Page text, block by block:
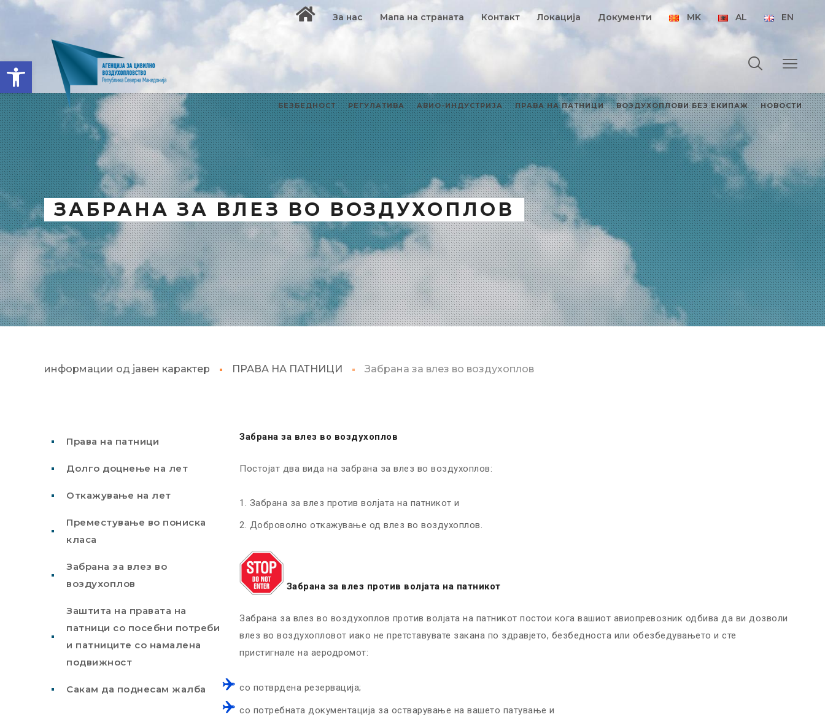
Open toolbar
За нас Мапа на страната Контакт Локација Документи MK AL EN
БЕЗБЕДНОСТ РЕГУЛАТИВА АВИО-ИНДУСТРИЈА ПРАВА НА ПАТНИЦИ ВОЗДУХОПЛОВИ БЕЗ ЕКИПАЖ НОВОСТИ
ЗАБРАНА ЗА ВЛЕЗ ВО ВОЗДУХОПЛОВ
информации од јавен карактер ПРАВА НА ПАТНИЦИ Забрана за влез во воздухоплов
Права на патници
Долго доцнење на лет
Откажување на лет
Преместување во пониска
класа
Забрана за влез во
воздухоплов
Заштита на правата на
патници со посебни потреби
и патниците со намалена
подвижност
Сакам да поднесам жалба
Забрана за влез во воздухоплов
Постојат два вида на забрана за влез во воздухоплов:
Забрана за влез против волјата на патникот и
Доброволно откажување од влез во воздухоплов.
Забрана за влез против волјата на патникот
Забрана за влез во воздухоплов против волјата на патникот постои кога вашиот авиопревозник одбива да ви дозволи
влез во воздухопловот иако не претставувате закана по здравјето, безбедноста или обезбедувањето и сте
пристигнале на аеродромот:
со потврдена резервација;
со потребната документација за остварување на вашето патување и